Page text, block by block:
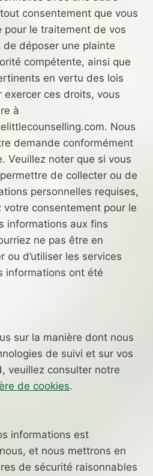
consentement que vous
pour le traitement de vos
déposer une plainte
compétente, ainsi que
en vertu des lois
exercer ces droits, vous
à
Nous
demande conformément
Veuillez noter que si vous
de collecter ou de
personnelles requises,
votre consentement pour le
informations aux fins
ne pas être en
ou d’utiliser les services
informations ont été
sur la manière dont nous
de suivi et sur vos
veuillez consulter notre
de cookies.
informations est
et nous mettrons en
de sécurité raisonnables